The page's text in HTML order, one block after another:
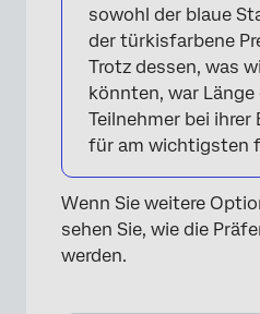
sowohl der blaue
der türkisfarbene
Trotz dessen, was
könnten, war
Teilnehmer bei
für am wichtigsten
Wenn Sie weitere
sehen Sie, wie die
werden.